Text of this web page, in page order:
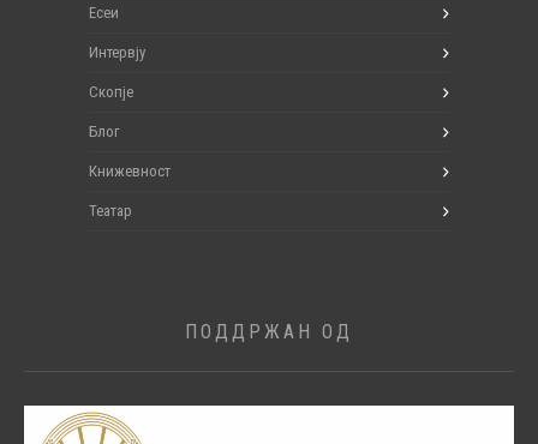
Есеи
Интервју
Скопје
Блог
Книжевност
Театар
ПОДДРЖАН ОД